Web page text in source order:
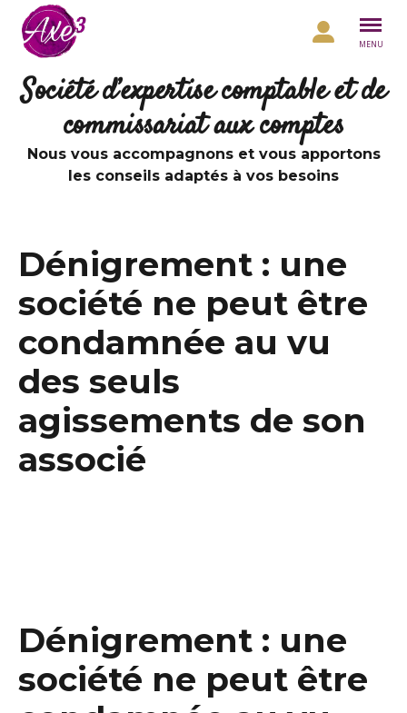
Aller au contenu
MENU
Société d’expertise comptable et de
commissariat aux comptes
Nous vous accompagnons et vous apportons
les conseils adaptés à vos besoins
Dénigrement : une
société ne peut être
condamnée au vu
des seuls
agissements de son
associé
Dénigrement : une
société ne peut être